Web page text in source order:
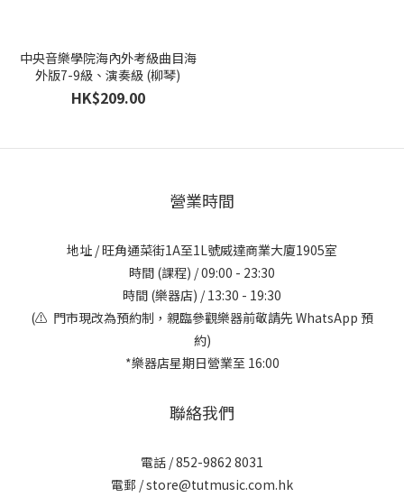
中央音樂學院海內外考級曲目海
外版7-9級、演奏級 (柳琴)
HK$209.00
營業時間
地址 / 旺角通菜街1A至1L號威達商業大廈1905室
時間 (課程) / 09:00 - 23:30
時間 (樂器店) / 13:30 - 19:30
(⚠️ 門市現改為預約制，親臨參觀樂器前敬請先 WhatsApp 預
約)
*樂器店星期日營業至 16:00
聯絡我們
電話 / 852-9862 8031
電郵 / store@tutmusic.com.hk